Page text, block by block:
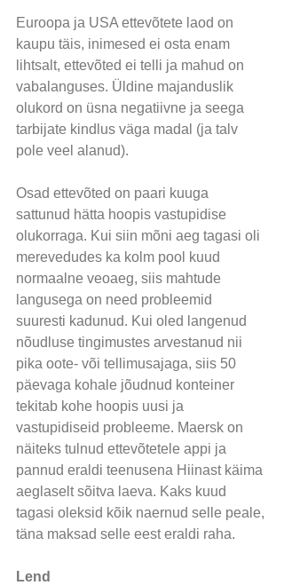
Euroopa ja USA ettevõtete laod on
kaupu täis, inimesed ei osta enam
lihtsalt, ettevõted ei telli ja mahud on
vabalanguses. Üldine majanduslik
olukord on üsna negatiivne ja seega
tarbijate kindlus väga madal (ja talv
pole veel alanud).
Osad ettevõted on paari kuuga
sattunud hätta hoopis vastupidise
olukorraga. Kui siin mõni aeg tagasi oli
merevedudes ka kolm pool kuud
normaalne veoaeg, siis mahtude
langusega on need probleemid
suuresti kadunud. Kui oled langenud
nõudluse tingimustes arvestanud nii
pika oote- või tellimusajaga, siis 50
päevaga kohale jõudnud konteiner
tekitab kohe hoopis uusi ja
vastupidiseid probleeme. Maersk on
näiteks tulnud ettevõtetele appi ja
pannud eraldi teenusena Hiinast käima
aeglaselt sõitva laeva. Kaks kuud
tagasi oleksid kõik naernud selle peale,
täna maksad selle eest eraldi raha.
Lend